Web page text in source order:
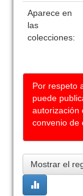
Aparece en
las
colecciones:
Por respeto
puede
autorización
convenio de
Mostrar el